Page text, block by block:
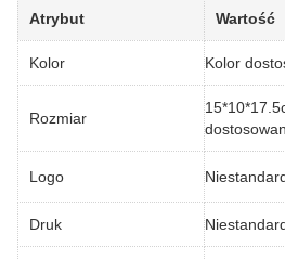
Atrybut Wartość
Kolor Kolor
Rozmiar
Logo
Druk